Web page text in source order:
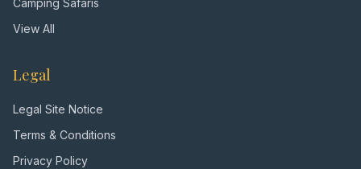
Camping Safaris
View All
Legal
Legal Site Notice
Terms & Conditions
Privacy Policy